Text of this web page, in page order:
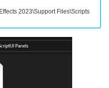
2023\Support Files\Scripts